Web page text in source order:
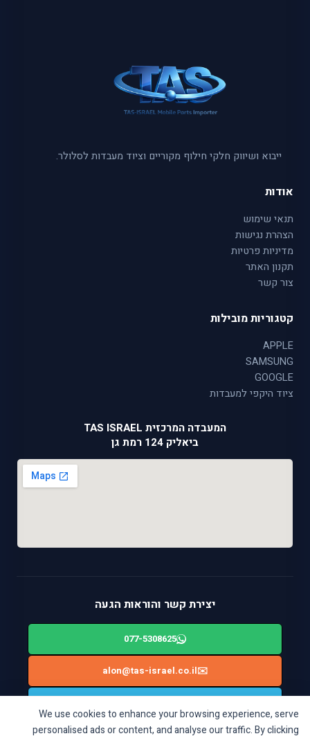
We use cookies to enhance your browsing experience, serve
personalised ads or content, and analyse our traffic. By clicking
ייבוא ושיווק חלקי חילוף מקוריים וציוד מעבדות לסלולר.
אודות
תנאי שימוש
הצהרת נגישות
מדיניות פרטיות
תקנון האתר
צור קשר
קטגוריות מובילות
APPLE
SAMSUNG
GOOGLE
ציוד היקפי למעבדות
המעבדה המרכזית TAS ISRAEL
ביאליק 124 רמת גן
יצירת קשר והוראות הגעה
077-5308625
✉️
alon@tas-israel.co.il